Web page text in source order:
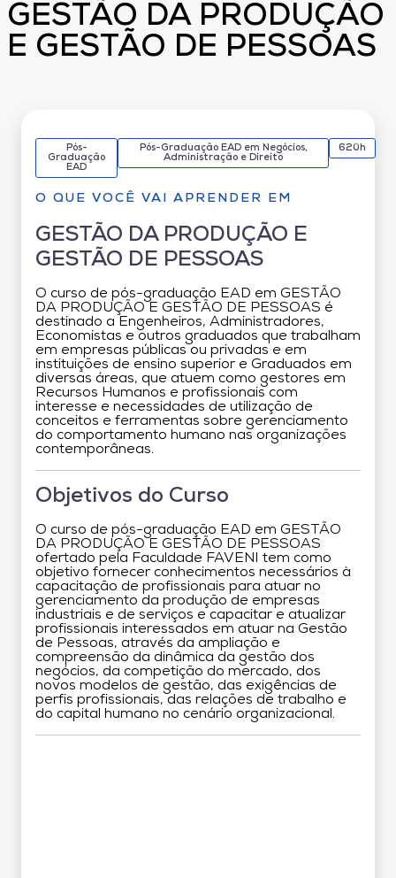
GESTÃO DA PRODUÇÃO
E GESTÃO DE PESSOAS
Pós-
Graduação
EAD
Pós-Graduação EAD em Negócios,
Administração e Direito
620h
O QUE VOCÊ VAI APRENDER EM
GESTÃO DA PRODUÇÃO E
GESTÃO DE PESSOAS
O curso de pós-graduação EAD em GESTÃO
DA PRODUÇÃO E GESTÃO DE PESSOAS é
destinado a Engenheiros, Administradores,
Economistas e outros graduados que trabalham
em empresas públicas ou privadas e em
instituições de ensino superior e Graduados em
diversas áreas, que atuem como gestores em
Recursos Humanos e profissionais com
interesse e necessidades de utilização de
conceitos e ferramentas sobre gerenciamento
do comportamento humano nas organizações
contemporâneas.
Objetivos do Curso
O curso de pós-graduação EAD em GESTÃO
DA PRODUÇÃO E GESTÃO DE PESSOAS
ofertado pela Faculdade FAVENI tem como
objetivo fornecer conhecimentos necessários à
capacitação de profissionais para atuar no
gerenciamento da produção de empresas
industriais e de serviços e capacitar e atualizar
profissionais interessados em atuar na Gestão
de Pessoas, através da ampliação e
compreensão da dinâmica da gestão dos
negócios, da competição do mercado, dos
novos modelos de gestão, das exigências de
perfis profissionais, das relações de trabalho e
do capital humano no cenário organizacional.